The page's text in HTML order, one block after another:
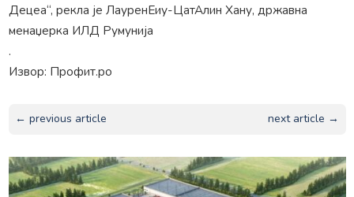
Децеа“, рекла је ЛауренЕиу-ЦатАлин Хану, државна
менаџерка ИЛД Румунија
.
Извор: Профит.ро
← previous article next article →